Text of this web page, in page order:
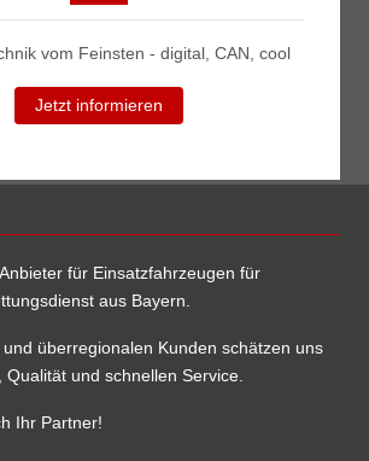
vom Feinsten - digital, CAN, cool
Jetzt informieren
für Einsatzfahrzeugen für
aus Bayern.
überregionalen Kunden schätzen uns
und schnellen Service.
Ihr Partner!